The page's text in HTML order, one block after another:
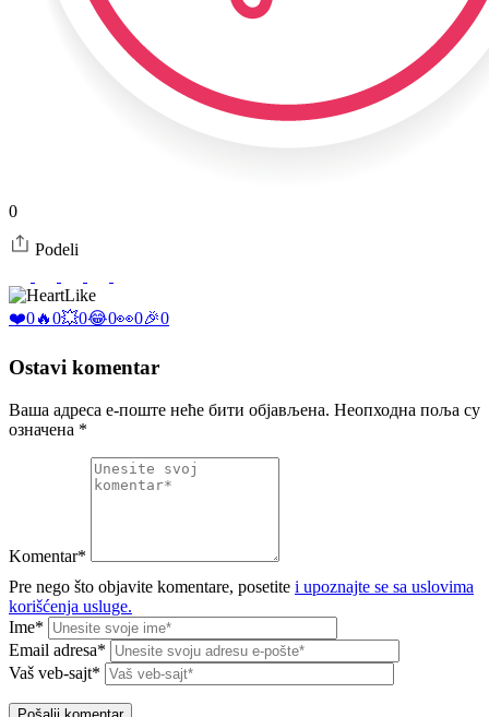
0
Podeli
Like
❤️0🔥0💥0😂0👀0🎉0
Ostavi komentar
Ваша адреса е-поште неће бити објављена. Неопходна поља су
означена *
Komentar*
Pre nego što objavite komentare, posetite i upoznajte se sa uslovima
korišćenja usluge.
Ime*
Email adresa*
Vaš veb-sajt*